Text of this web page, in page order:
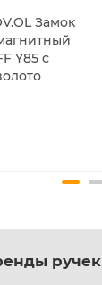
Замок
Y85 с
ручек